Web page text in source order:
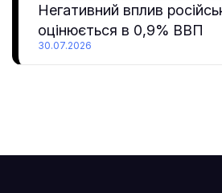
Негативний вплив
оцінюється в 0,9% ВВП
30.07.2026